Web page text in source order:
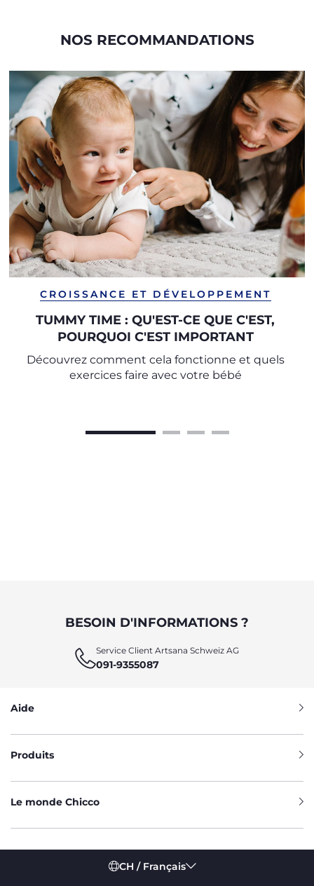
NOS RECOMMANDATIONS
CROISSANCE ET DÉVELOPPEMENT
TUMMY TIME : QU'EST-CE QUE C'EST,
POURQUOI C'EST IMPORTANT
Découvrez comment cela fonctionne et quels
exercices faire avec votre bébé
BESOIN D'INFORMATIONS ?
Service Client Artsana Schweiz AG
091-9355087
Aide
Produits
Le monde Chicco
CH / Français